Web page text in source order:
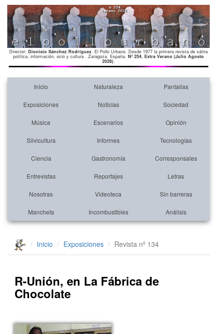
Director: Dionisio Sánchez Rodríguez. El Pollo Urbano. Desde 1977 la primera revista de sátira
política, información, ocio y cultura . Zaragoza. España. Nº 254. Extra Verano (Julio Agosto
2026).
Inicio Naturaleza Pantallas
Exposiciones Noticias Sociedad
Música Escenarios Opinión
Silvicultura Informes Tecnologías
Ciencia Gastronomía Corresponsales
Entrevistas Reportajes Letras
Nosotras Videoteca Sin barreras
Mancheta Incombustibles Análisis
Inicio Exposiciones Revista nº 134
R-Unión, en La Fábrica de
Chocolate